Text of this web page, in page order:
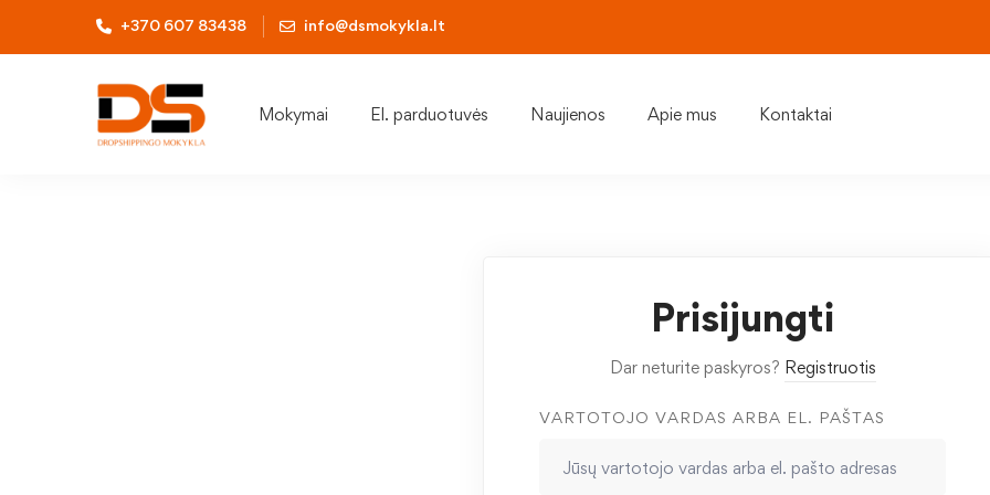
+370 607 83438 info@dsmokykla.lt
Mokymai El. parduotuvės Naujienos Apie mus Kontaktai
Prisijungti
Dar neturite paskyros? Registruotis
VARTOTOJO VARDAS ARBA EL. PAŠTAS